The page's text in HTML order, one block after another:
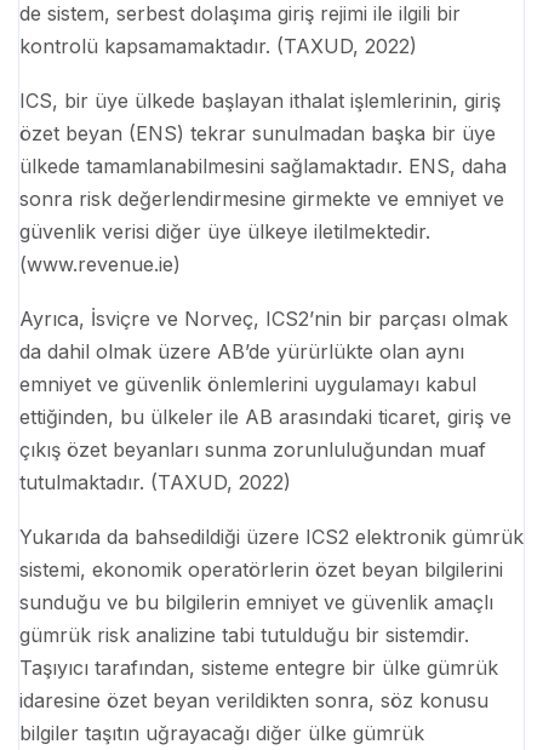
de sistem, serbest dolaşıma giriş rejimi ile ilgili bir
kontrolü kapsamamaktadır. (TAXUD, 2022)
ICS, bir üye ülkede başlayan ithalat işlemlerinin, giriş
özet beyan (ENS) tekrar sunulmadan başka bir üye
ülkede tamamlanabilmesini sağlamaktadır. ENS, daha
sonra risk değerlendirmesine girmekte ve emniyet ve
güvenlik verisi diğer üye ülkeye iletilmektedir.
(www.revenue.ie)
Ayrıca, İsviçre ve Norveç, ICS2’nin bir parçası olmak
da dahil olmak üzere AB’de yürürlükte olan aynı
emniyet ve güvenlik önlemlerini uygulamayı kabul
ettiğinden, bu ülkeler ile AB arasındaki ticaret, giriş ve
çıkış özet beyanları sunma zorunluluğundan muaf
tutulmaktadır. (TAXUD, 2022)
Yukarıda da bahsedildiği üzere ICS2 elektronik gümrük
sistemi, ekonomik operatörlerin özet beyan bilgilerini
sunduğu ve bu bilgilerin emniyet ve güvenlik amaçlı
gümrük risk analizine tabi tutulduğu bir sistemdir.
Taşıyıcı tarafından, sisteme entegre bir ülke gümrük
idaresine özet beyan verildikten sonra, söz konusu
bilgiler taşıtın uğrayacağı diğer ülke gümrük